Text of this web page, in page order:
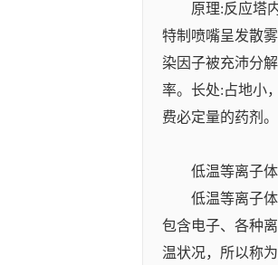
原理:反应塔
特制喷嘴呈发散
染因子被充沛分
率。长处:占地小
费必定量的药剂。
低温等离子体
低温等离子
包含电子、各种
温状况，所以称